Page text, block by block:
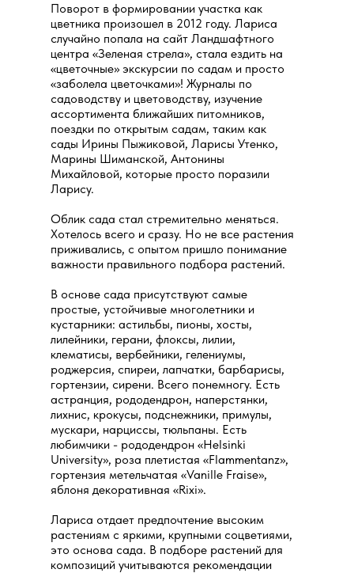
Поворот в формировании участка как
цветника произошел в 2012 году. Лариса
случайно попала на сайт Ландшафтного
центра «Зеленая стрела», стала ездить на
«цветочные» экскурсии по садам и просто
«заболела цветочками»! Журналы по
садоводству и цветоводству, изучение
ассортимента ближайших питомников,
поездки по открытым садам, таким как
сады Ирины Пыжиковой, Ларисы Утенко,
Марины Шиманской, Антонины
Михайловой, которые просто поразили
Ларису.
Облик сада стал стремительно меняться.
Хотелось всего и сразу. Но не все растения
приживались, с опытом пришло понимание
важности правильного подбора растений.
В основе сада присутствуют самые
простые, устойчивые многолетники и
кустарники: астильбы, пионы, хосты,
лилейники, герани, флоксы, лилии,
клематисы, вербейники, гелениумы,
роджерсия, спиреи, лапчатки, барбарисы,
гортензии, сирени. Всего понемногу. Есть
астранция, рододендрон, наперстянки,
лихнис, крокусы, подснежники, примулы,
мускари, нарциссы, тюльпаны. Есть
любимчики - рододендрон «Helsinki
University», роза плетистая «Flammentanz»,
гортензия метельчатая «Vanille Fraise»,
яблоня декоративная «Rixi».
Лариса отдает предпочтение высоким
растениям с яркими, крупными соцветиями,
это основа сада. В подборе растений для
композиций учитываются рекомендации